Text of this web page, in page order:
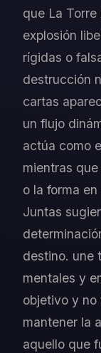
que La
explosión
rígidas o
destrucción
cartas
un flujo
actúa como
mientras
o la forma
Juntas
destino. une
mentales y
objetivo y no
mantener la
aquello que